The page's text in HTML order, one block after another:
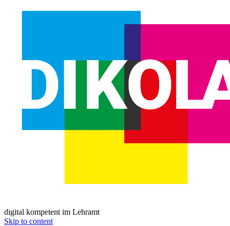
digital kompetent im Lehramt
Skip to content